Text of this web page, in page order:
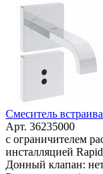
Смеситель
Арт. 36235000
с ограничителем
инсталляцией
Донный клапан: